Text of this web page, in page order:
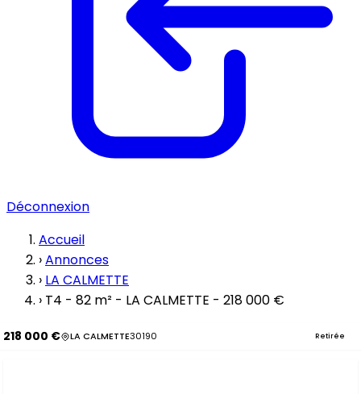
Déconnexion
Accueil
›Annonces
› LA CALMETTE
› T4 - 82 m² - LA CALMETTE - 218 000 €
218 000 € LA CALMETTE30190 Retirée